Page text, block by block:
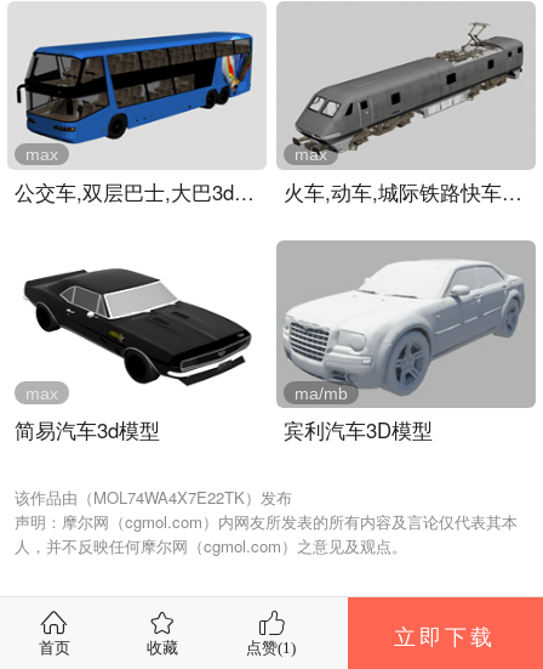
公交车,双层巴士,大巴3d模..
max
火车,动车,城际铁路快车3d..
max
简易汽车3d模型
max
宾利汽车3D模型
ma/mb
该作品由（MOL74WA4X7E22TK）发布
声明：摩尔网（cgmol.com）内网友所发表的所有内容及言论仅代表其本
人，并不反映任何摩尔网（cgmol.com）之意见及观点。
首页 收藏 点赞(1) 立即下载